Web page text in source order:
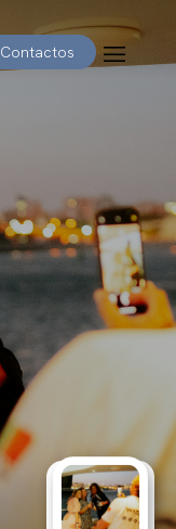
Contactos